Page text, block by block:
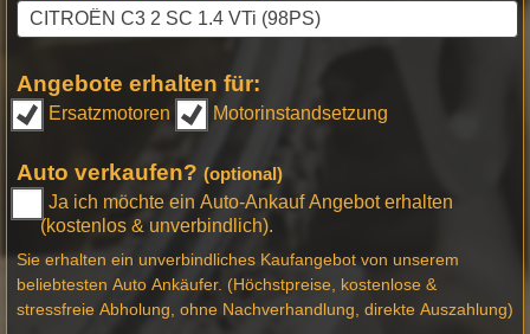
Angebote erhalten für:
Ersatzmotoren Motorinstandsetzung
Auto verkaufen? (optional)
Ja ich möchte ein Auto-Ankauf Angebot erhalten
(kostenlos & unverbindlich).
Sie erhalten ein unverbindliches Kaufangebot von unserem
beliebtesten Auto Ankäufer. (Höchstpreise, kostenlose &
stressfreie Abholung, ohne Nachverhandlung, direkte Auszahlung)